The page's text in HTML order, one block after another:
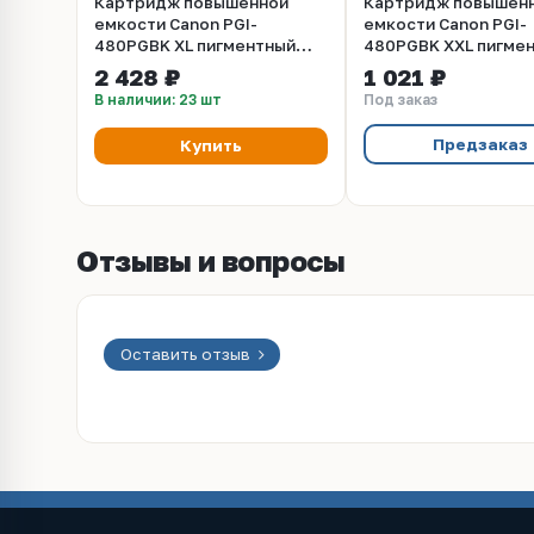
емкости Canon PGI-
480PGBK XL пигментный
черный (2023C001)
2 428 ₽
В наличии: 23 шт
Купить
емкости Canon PGI-
480PGBK XXL
черный (1969C001)
1 021 ₽
Под заказ
Предзаказ
Отзывы и вопросы
Оставить отзыв